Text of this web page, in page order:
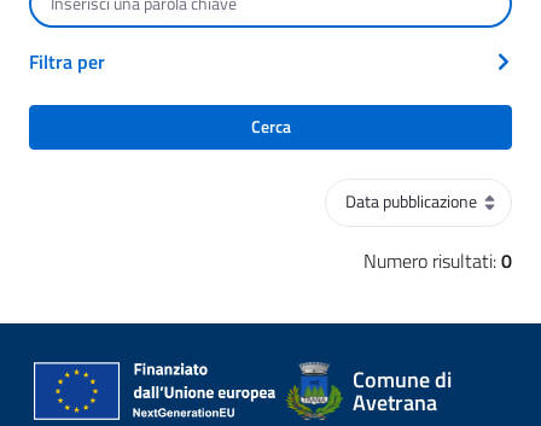
Ordinamento
Numero risultati:0
Filtra per
Cerca
Comune di
Avetrana